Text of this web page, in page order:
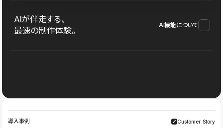
AIが伴走する、
最速の制作体験。
AI機能について
導入事例 Customer Story